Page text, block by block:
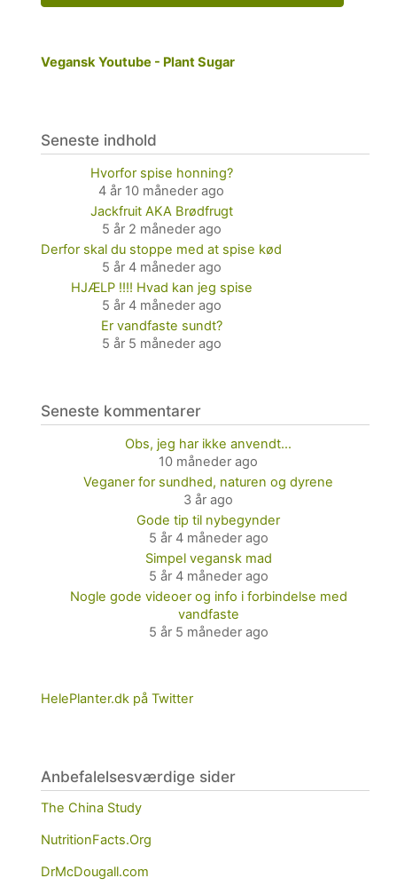
Vegansk Youtube - Plant Sugar
Seneste indhold
Hvorfor spise honning?
4 år 10 måneder ago
Jackfruit AKA Brødfrugt
5 år 2 måneder ago
Derfor skal du stoppe med at spise kød
5 år 4 måneder ago
HJÆLP !!!! Hvad kan jeg spise
5 år 4 måneder ago
Er vandfaste sundt?
5 år 5 måneder ago
Seneste kommentarer
Obs, jeg har ikke anvendt…
10 måneder ago
Veganer for sundhed, naturen og dyrene
3 år ago
Gode tip til nybegynder
5 år 4 måneder ago
Simpel vegansk mad
5 år 4 måneder ago
Nogle gode videoer og info i forbindelse med
vandfaste
5 år 5 måneder ago
HelePlanter.dk på Twitter
Anbefalelsesværdige sider
The China Study
NutritionFacts.Org
DrMcDougall.com